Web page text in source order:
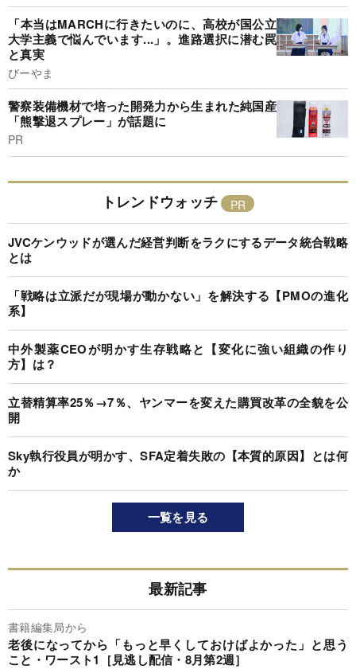
「本当はMARCHに行きたいのに、高校が国公立
大学主義で悩んでいます...」。進路選択に潜む罠
と真実
びーやま
警察装備機材で培った開発力から生まれた純国産
「熊撃退スプレー」が話題に
PR
トレンドウォッチ
JVCケンウッドが選んだ経営判断をラクにするデータ統合戦略
とは
「戦略は立派だが現場が動かない」を解決する【PMOの進化
系】
中外製薬CEOが明かす生存戦略と【変化に強い組織の作り
方】は？
立替精算率25％→7％、ヤンマーを変えた購買改革の全貌を公
開
Sky執行役員が明かす、SFA定着失敗の【本質的原因】とは何
か
一覧を見る
最新記事
書籍編集局から
老後になってから「もっと早くしておけばよかった」と思う
こと・ワースト1［見逃し配信・8月第2週］